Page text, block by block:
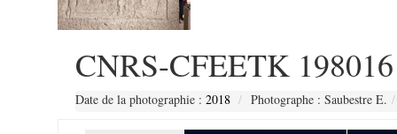
CNRS-CFEETK 198016
Date de la photographie : 2018 Photographe : Saubestre E.